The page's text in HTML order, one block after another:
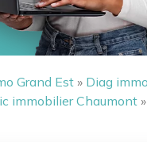
Grand Est » Diag
immobilier Chaumont